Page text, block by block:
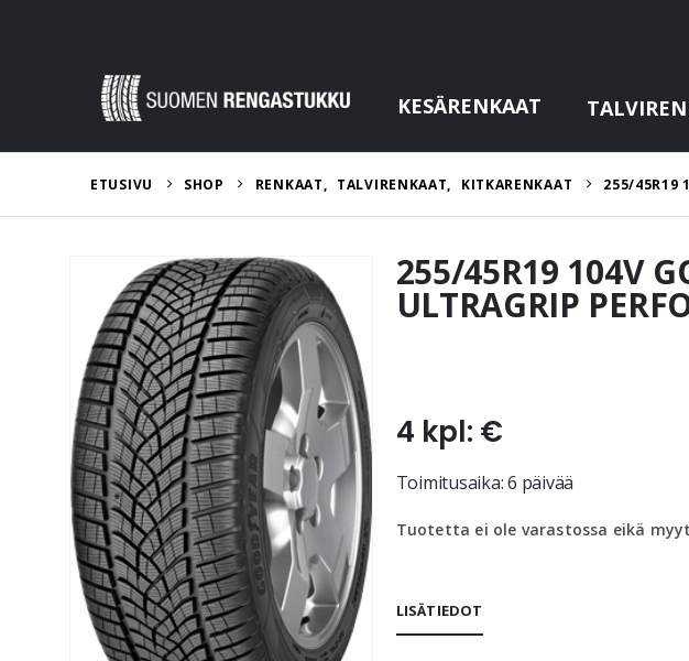
KESÄRENKAAT
ETUSIVU SHOP RENKAAT, TALVIRENKAAT, KITKARENKAAT 255/45R19
255/45R19 104V
ULTRAGRIP
4 kpl: €
Toimitusaika: 6 päivää
Tuotetta ei ole varastossa eikä
LISÄTIEDOT